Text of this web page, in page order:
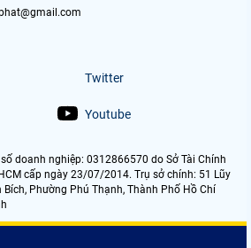
Twitter
Youtube
số doanh nghiệp: 0312866570 do Sở Tài Chính
cấp ngày 23/07/2014. Trụ sở chính: 51 Lũy
Bích, Phường Phú Thạnh, Thành Phố Hồ Chí